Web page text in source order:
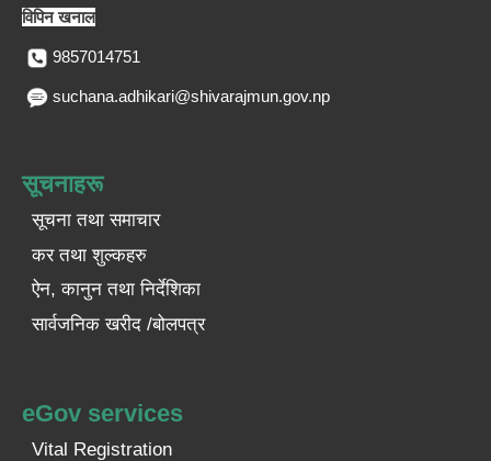
विपिन खनाल
9857014751
suchana.adhikari@shivarajmun.gov.np
सूचनाहरू
सूचना तथा समाचार
कर तथा शुल्कहरु
ऐन, कानुन तथा निर्देशिका
सार्वजनिक खरीद /बोलपत्र
eGov services
Vital Registration